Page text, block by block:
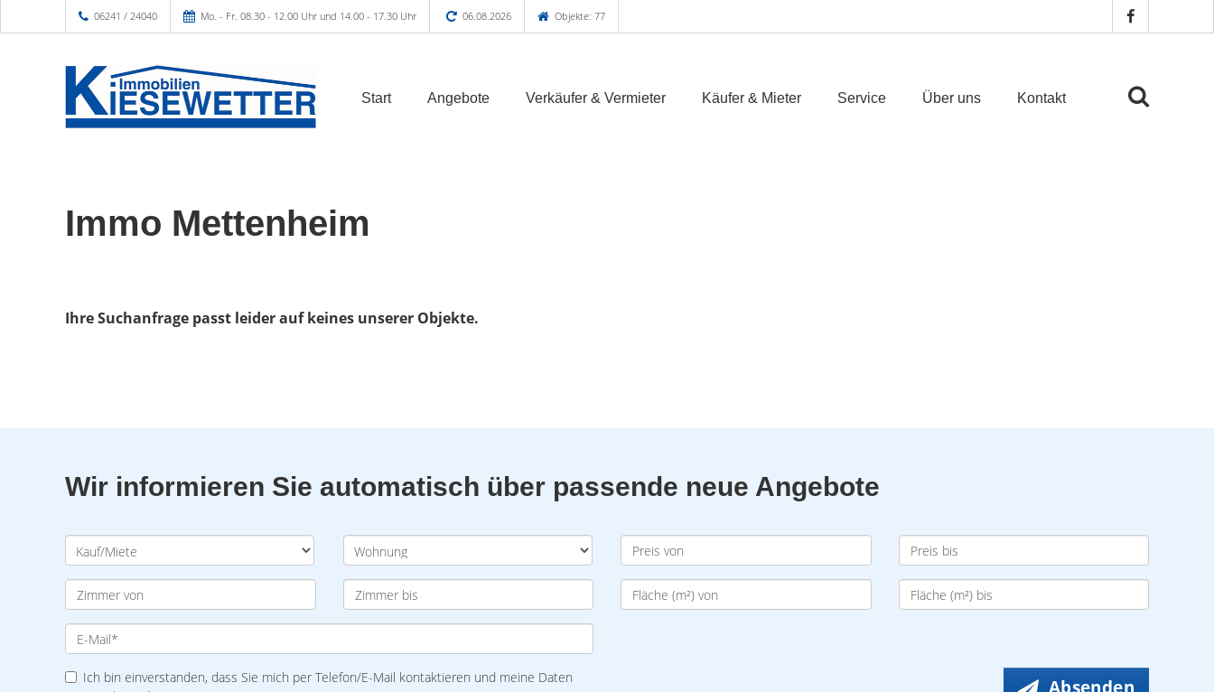
06241 / 24040 Mo. - Fr. 08.30 - 12.00 Uhr und 14.00 - 17.30 Uhr 06.08.2026 Objekte: 77
Start Angebote Verkäufer & Vermieter Käufer & Mieter Service Über uns Kontakt
Immo Mettenheim
Ihre Suchanfrage passt leider auf keines unserer Objekte.
Wir informieren Sie automatisch über passende neue Angebote
Ich bin einverstanden, dass Sie mich per Telefon/E-Mail kontaktieren und meine Daten